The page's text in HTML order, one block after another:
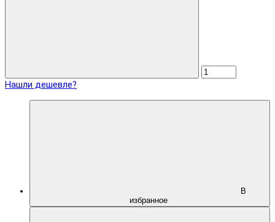
Нашли дешевле?
В
избранное